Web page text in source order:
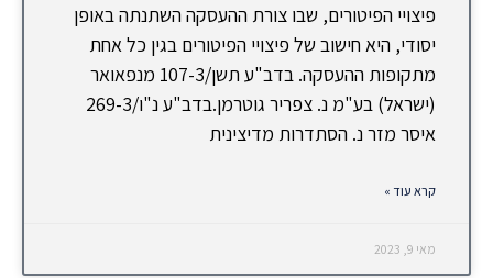
פיצויי הפיטורים, שבו צורת ההעסקה השתנתה באופן
יסודי, היא חישוב של פיצויי הפיטורים בגין כל אחת
מתקופות ההעסקה. בדב"ע תשן/107-3 מנפאואר
(ישראל) בע"מ נ. צפריר גוטרמן.בדב"ע נ"ו/269-3
איסר מזר נ. הסתדרות מדיצינית
קרא עוד »
מאי 9, 2023